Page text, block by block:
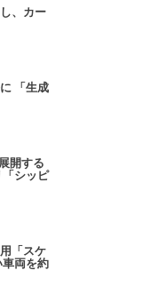
、カー
「生成
開する
「シッピ
「スケ
両を約